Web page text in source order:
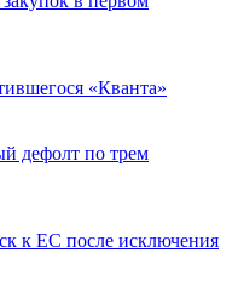
«Кванта»
дефолт по трем
к ЕС после исключения